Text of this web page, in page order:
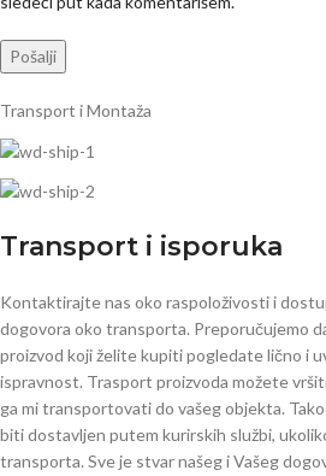
Transport i Montaža
Transport i isporuka
Kontaktirajte nas oko raspoloživosti i
dogovora oko transporta. Preporučujemo
proizvod koji želite kupiti pogledate lično i
ispravnost. Trasport proizvoda možete
ga mi transportovati do vašeg objekta.
biti dostavljen putem kurirskih službi,
transporta. Sve je stvar našeg i Vašeg